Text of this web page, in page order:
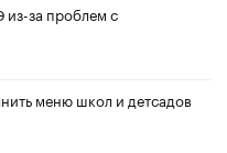
из-за проблем с
меню школ и детсадов